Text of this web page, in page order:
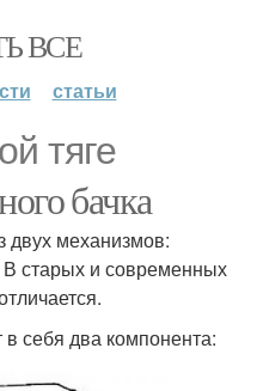
ВСЕ
статьи
тяге
бачка
двух механизмов:
В старых и современных
себя два компонента: